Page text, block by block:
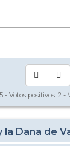
- Votos positivos: 2 -
la Dana de